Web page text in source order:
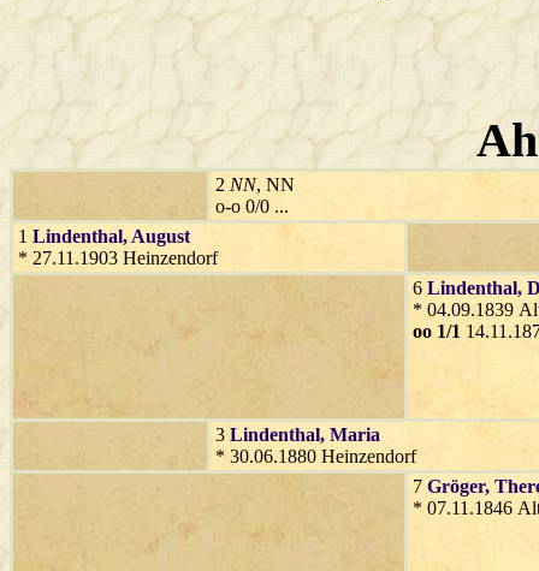
2 NN, NN
o-o 0/0 ...
1 Lindenthal, August
* 27.11.1903 Heinzendorf
6 Lindenthal,
* 04.09.1839
oo 1/1
3 Lindenthal, Maria
* 30.06.1880 Heinzendorf
7 Gröger,
* 07.11.1846